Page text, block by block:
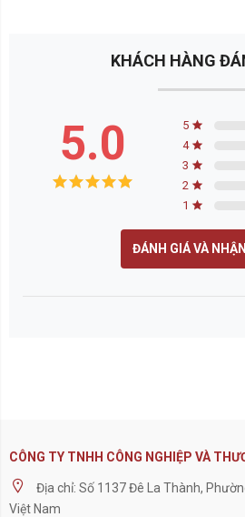
KHÁCH HÀNG
5.0 5
4
3
2
1
ĐÁNH GIÁ VÀ
CÔNG TY TNHH CÔNG NGHIỆP VÀ
Địa chỉ: Số 1137 Đê La Thành,
Việt Nam